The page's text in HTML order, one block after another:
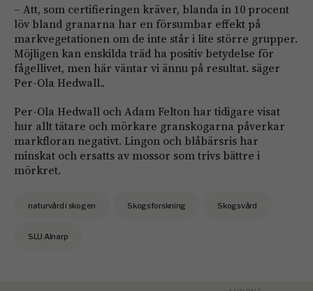
– Att, som certifieringen kräver, blanda in 10 procent
löv bland granarna har en försumbar effekt på
markvegetationen om de inte står i lite större grupper.
Möjligen kan enskilda träd ha positiv betydelse för
fågellivet, men här väntar vi ännu på resultat. säger
Per-Ola Hedwall..
Per-Ola Hedwall och Adam Felton har tidigare visat
hur allt tätare och mörkare granskogarna påverkar
markfloran negativt. Lingon och blåbärsris har
minskat och ersatts av mossor som trivs bättre i
mörkret.
naturvård i skogen Skogsforskning Skogsvård
SLU Alnarp